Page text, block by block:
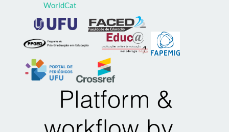
WorldCat